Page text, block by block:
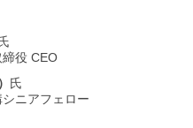
役 CEO
氏
ニアフェロー